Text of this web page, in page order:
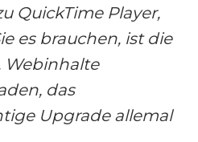
QuickTime Player,
es brauchen, ist die
Webinhalte
das
Upgrade allemal